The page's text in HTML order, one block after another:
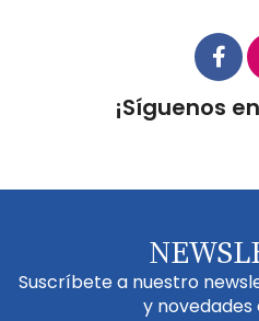
¡Síguenos
Suscríbete a nuestro
y novedades